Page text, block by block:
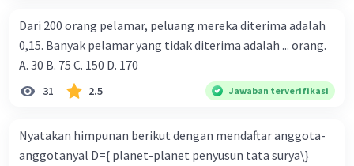
Dari 200 orang pelamar, peluang mereka diterima adalah
0,15. Banyak pelamar yang tidak diterima adalah ... orang.
A. 30 B. 75 C. 150 D. 170
31 2.5 Jawaban terverifikasi
Nyatakan himpunan berikut dengan mendaftar anggota-
anggotanyal D={ planet-planet penyusun tata surya\}